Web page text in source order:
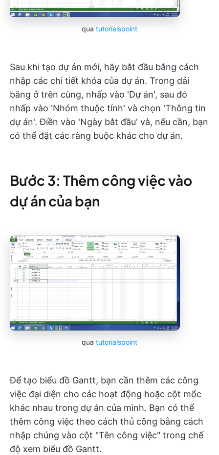
qua tutorialspoint
Sau khi tạo dự án mới, hãy bắt đầu bằng cách
nhập các chi tiết khóa của dự án. Trong dải
băng ở trên cùng, nhấp vào 'Dự án', sau đó
nhấp vào 'Nhóm thuộc tính' và chọn 'Thông tin
dự án'. Điền vào 'Ngày bắt đầu' và, nếu cần, bạn
có thể đặt các ràng buộc khác cho dự án.
Bước 3: Thêm công việc vào
dự án của bạn
qua tutorialspoint
Để tạo biểu đồ Gantt, bạn cần thêm các công
việc đại diện cho các hoạt động hoặc cột mốc
khác nhau trong dự án của mình. Bạn có thể
thêm công việc theo cách thủ công bằng cách
nhập chúng vào cột "Tên công việc" trong chế
độ xem biểu đồ Gantt.